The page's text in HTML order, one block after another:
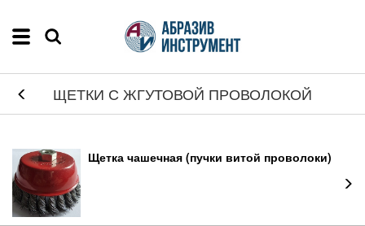
ЩЕТКИ С ЖГУТОВОЙ ПРОВОЛОКОЙ
Щетка чашечная (пучки витой проволоки)